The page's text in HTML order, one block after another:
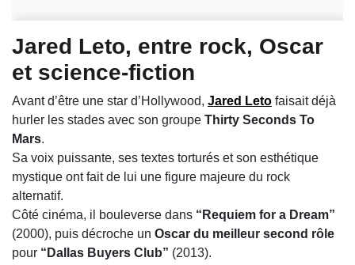
Jared Leto, entre rock, Oscar
et science-fiction
Avant d’être une star d’Hollywood, Jared Leto faisait déjà
hurler les stades avec son groupe Thirty Seconds To
Mars.
Sa voix puissante, ses textes torturés et son esthétique
mystique ont fait de lui une figure majeure du rock
alternatif.
Côté cinéma, il bouleverse dans “Requiem for a Dream”
(2000), puis décroche un Oscar du meilleur second rôle
pour “Dallas Buyers Club” (2013).